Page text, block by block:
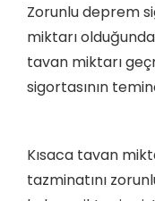
Zorunlu deprem
miktarı
tavan miktarı
sigortasının
Kısaca tavan
tazminatını